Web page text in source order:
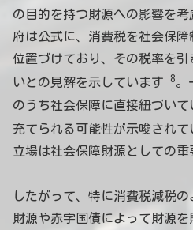
の目的を持つ財源への影響を
府は公式に、消費税を社会保
位置づけており、その税率を
いとの見解を示しています 8。
のうち社会保障に直接紐づい
充てられる可能性が示唆されて
立場は社会保障財源としての重
したがって、特に消費税減税
財源や赤字国債によって財源